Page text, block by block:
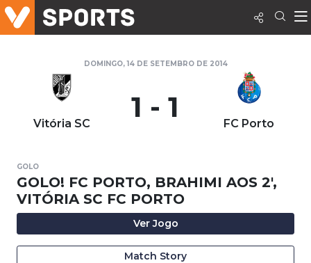
DOMINGO, 14 DE SETEMBRO DE 2014
Vitória SC 1 - 1 FC Porto
GOLO
GOLO! FC PORTO, BRAHIMI AOS 2',
VITÓRIA SC FC PORTO
Ver Jogo
Match Story